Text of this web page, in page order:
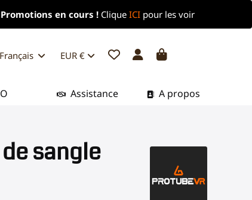
Promotions en cours ! Clique ICI pour les voir
EUR €
Français
A propos
Assistance
sangle